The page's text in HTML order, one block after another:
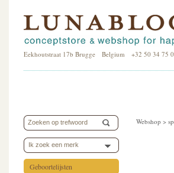
Eekhoutstraat 17b Brugge Belgium +32 50 34 75
Ik zoek een merk
Geboortelijsten
Webshop >